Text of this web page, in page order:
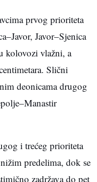
prvog prioriteta
Javor–Sjenica
kolovozi vlažni, a
Slični
deonicama drugog
i trećeg prioriteta
predelima, dok se
zadržava do pet